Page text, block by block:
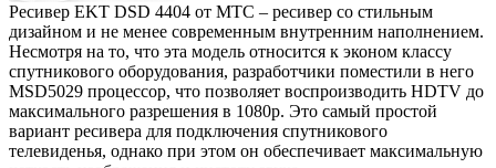
Ресивер EKT DSD 4404 от МТС – ресивер со стильным
дизайном и не менее современным внутренним наполнением.
Несмотря на то, что эта модель относится к эконом классу
спутникового оборудования, разработчики поместили в него
MSD5029 процессор, что позволяет воспроизводить HDTV до
максимального разрешения в 1080р. Это самый простой
вариант ресивера для подключения спутникового
телевиденья, однако при этом он обеспечивает максимальную